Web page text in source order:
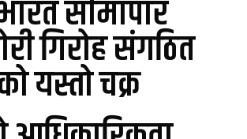
सीमापार
गिरोह संगठित
यस्तो चक्र